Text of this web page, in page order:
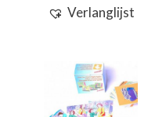
Verlanglijst